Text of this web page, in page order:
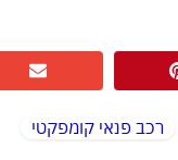
רכב פנאי קומפקטי